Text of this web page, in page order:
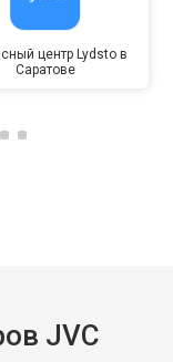
центр Lydsto в
Саратове
JVC